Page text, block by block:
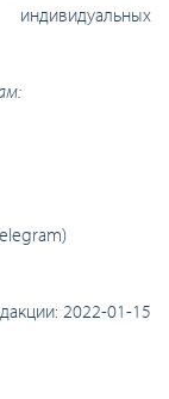
2022-01-15